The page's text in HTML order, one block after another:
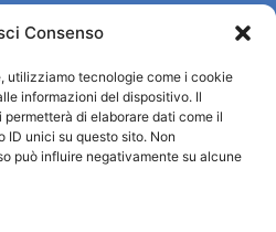
Consenso
utilizziamo tecnologie come i cookie
informazioni del dispositivo. Il
di elaborare dati come il
ID unici su questo sito. Non
può influire negativamente su alcune
/ IAT